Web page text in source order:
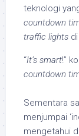
teknologi
countdown
traffic lights
“It’s smart!”
countdown
Sementara
menjumpai
mengetahui